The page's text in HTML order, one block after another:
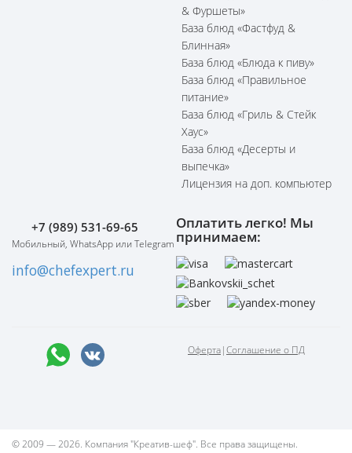
& Фуршеты»
База блюд «Фастфуд &
Блинная»
База блюд «Блюда к пиву»
База блюд «Правильное
питание»
База блюд «Гриль & Стейк
Хаус»
База блюд «Десерты и
выпечка»
Лицензия на доп. компьютер
+7 (989) 531-69-65
Мобильный, WhatsApp или Telegram
info@chefexpert.ru
Оплатить легко! Мы
принимаем:
Оферта|Соглашение о ПД
© 2009 — 2026. Компания "Креатив-шеф". Все права защищены.